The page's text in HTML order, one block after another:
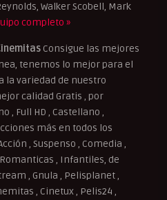
Walker Scobell, Mark
completo »
Consigue las mejores
tenemos lo mejor para el
variedad de nuestro
calidad Gratis , por
, Full HD , Castellano ,
más en todos los
, Suspenso , Comedia ,
, Infantiles, de
, Gnula , Pelisplanet ,
, Cinetux , Pelis24 ,